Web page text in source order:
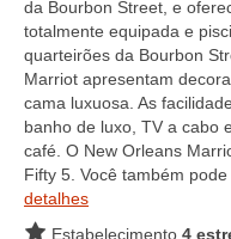
da Bourbon Street, e
totalmente equipada e
quarteirões da Bourbon
Marriot apresentam
cama luxuosa. As
banho de luxo, TV a cabo
café. O New Orleans
Fifty 5. Você também
detalhes
Estabelecimento 4